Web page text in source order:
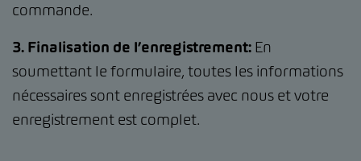
commande.
3. Finalisation de l’enregistrement: En
soumettant le formulaire, toutes les informations
nécessaires sont enregistrées avec nous et votre
enregistrement est complet.